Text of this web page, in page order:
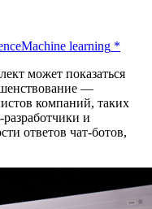
Machine learning *
может показаться
—
компаний, таких
и
ответов чат-ботов,